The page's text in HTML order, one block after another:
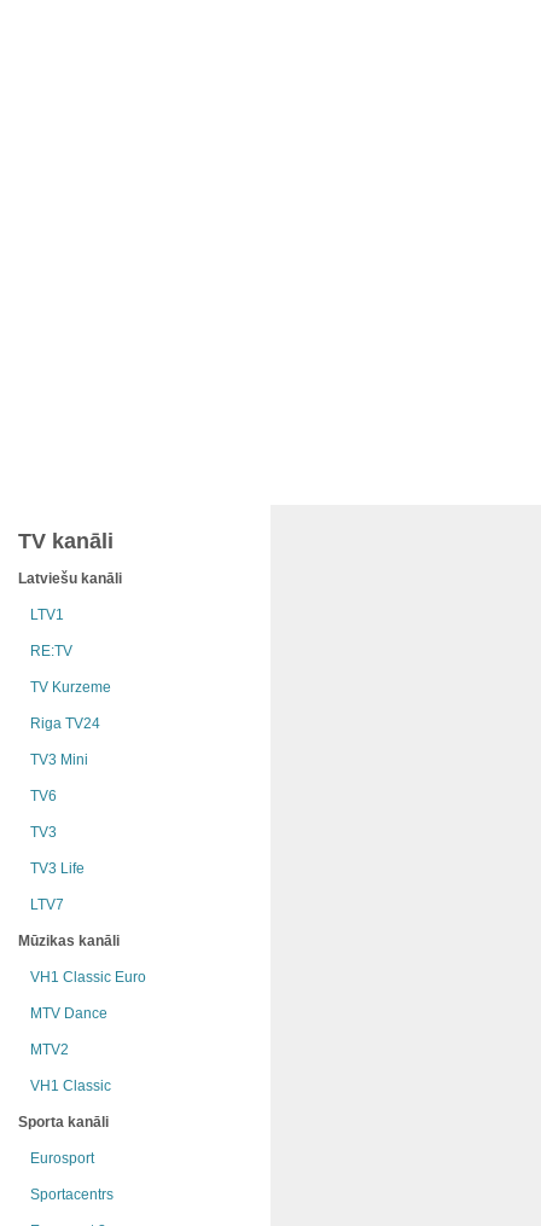
TV kanāli
Latviešu kanāli
LTV1
RE:TV
TV Kurzeme
Riga TV24
TV3 Mini
TV6
TV3
TV3 Life
LTV7
Mūzikas kanāli
VH1 Classic Euro
MTV Dance
MTV2
VH1 Classic
Sporta kanāli
Eurosport
Sportacentrs